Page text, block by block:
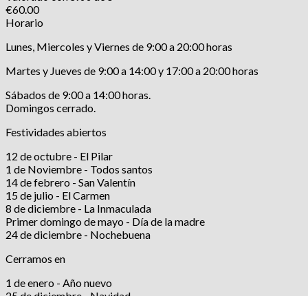
€60.00
Horario
Lunes, Miercoles y Viernes de 9:00 a 20:00 horas
Martes y Jueves de 9:00 a 14:00 y 17:00 a 20:00 horas
Sábados de 9:00 a 14:00 horas.
Domingos cerrado.
Festividades abiertos
12 de octubre - El Pilar
1 de Noviembre - Todos santos
14 de febrero - San Valentín
15 de julio - El Carmen
8 de diciembre - La Inmaculada
Primer domingo de mayo - Día de la madre
24 de diciembre - Nochebuena
Cerramos en
1 de enero - Año nuevo